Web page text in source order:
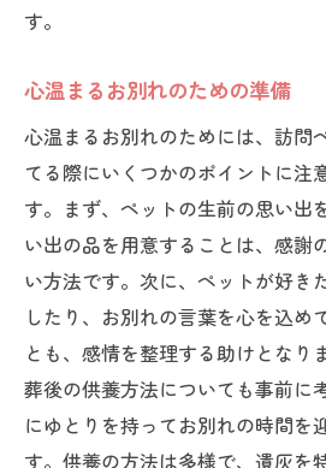
す。
心温まるお別れのための準備
心温まるお別れのためには、訪問
てる際にいくつかのポイントに注
す。まず、ペットの生前の思い出
い出の品を用意することは、感謝
い方法です。次に、ペットが好き
したり、お別れの言葉を心を込め
とも、感情を整理する助けとなり
葬後の供養方法についても事前に
にゆとりを持ってお別れの時間を
す。供養の方法は多様で、遺灰を